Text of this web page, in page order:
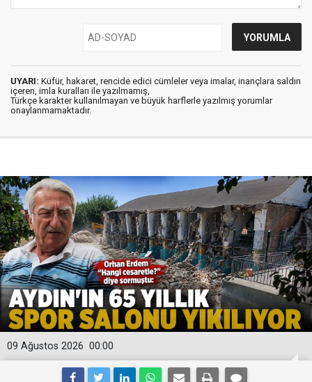
UYARI: Küfür, hakaret, rencide edici cümleler veya imalar, inançlara saldırı
içeren, imla kuralları ile yazılmamış,
Türkçe karakter kullanılmayan ve büyük harflerle yazılmış yorumlar
onaylanmamaktadır.
00:00
09 Ağustos 2026